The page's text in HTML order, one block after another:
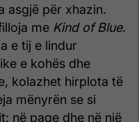
asgjë për xhazin.
me Kind of Blue.
e tij e lindur
e kohës dhe
kolazhet hirplota të
mënyrën se si
në paqe dhe në një